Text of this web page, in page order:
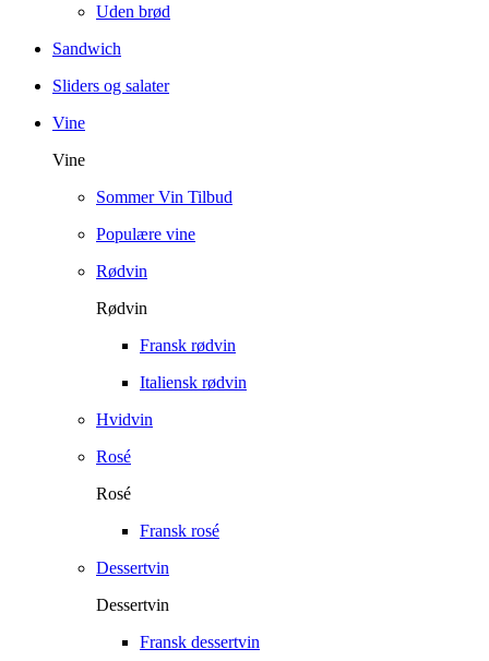
Uden brød
Sandwich
Sliders og salater
Vine
Vine
Sommer Vin Tilbud
Populære vine
Rødvin
Rødvin
Fransk rødvin
Italiensk rødvin
Hvidvin
Rosé
Rosé
Fransk rosé
Dessertvin
Dessertvin
Fransk dessertvin